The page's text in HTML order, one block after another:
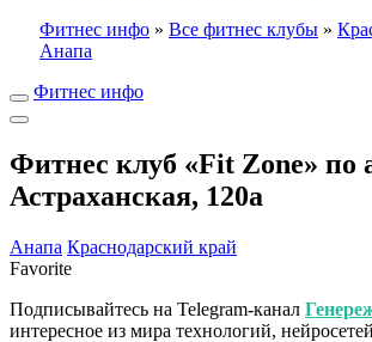
Фитнес инфо » Все фитнес клубы »
Анапа
Фитнес инфо
Фитнес клуб «Fit Zone» по
Астраханская, 120а
Анапа Краснодарский край
Favorite
Подписывайтесь на Telegram-канал
интересное из мира технологий,